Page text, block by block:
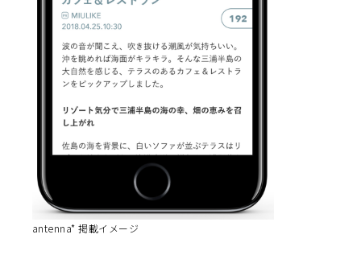
antenna* 掲載イメージ